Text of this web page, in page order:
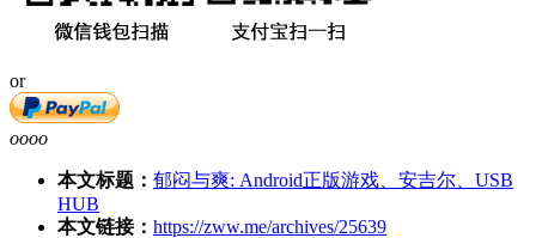
or
oooo
本文标题： 郁闷与爽: Android正版游戏、安吉尔、USB
HUB
本文链接： https://zww.me/archives/25639